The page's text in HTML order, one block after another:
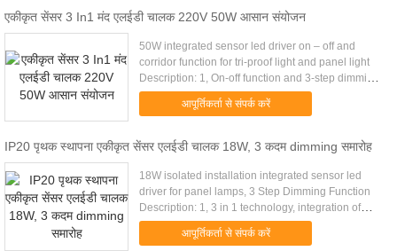
एकीकृत सेंसर 3 In1 मंद एलईडी चालक 220V 50W आसान संयोजन
50W integrated sensor led driver on – off and
corridor function for tri-proof light and panel light
Description: 1, On-off function and 3-step dimming
function (Corridor function) are optional. 2, Patent
design ...आपूर्तिकर्ता से संपर्क करें
IP20 पृथक स्थापना एकीकृत सेंसर एलईडी चालक 18W, 3 कदम dimming समारोह
18W isolated installation integrated sensor led
driver for panel lamps, 3 Step Dimming Function
Description: 1, 3 in 1 technology, integration of
Dimmable led driver, Microwave motion sensor
and daylight sensor ...
आपूर्तिकर्ता से संपर्क करें